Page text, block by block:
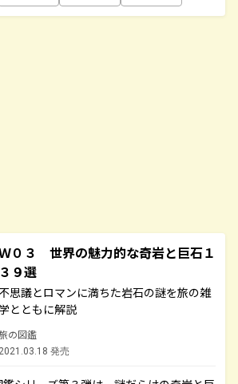
０３ 世界の魅力的な奇岩と巨石１
３９選
思議とロマンに満ちた岩石の謎を旅の雑
とともに解説
の図鑑
2021.03.18 発売